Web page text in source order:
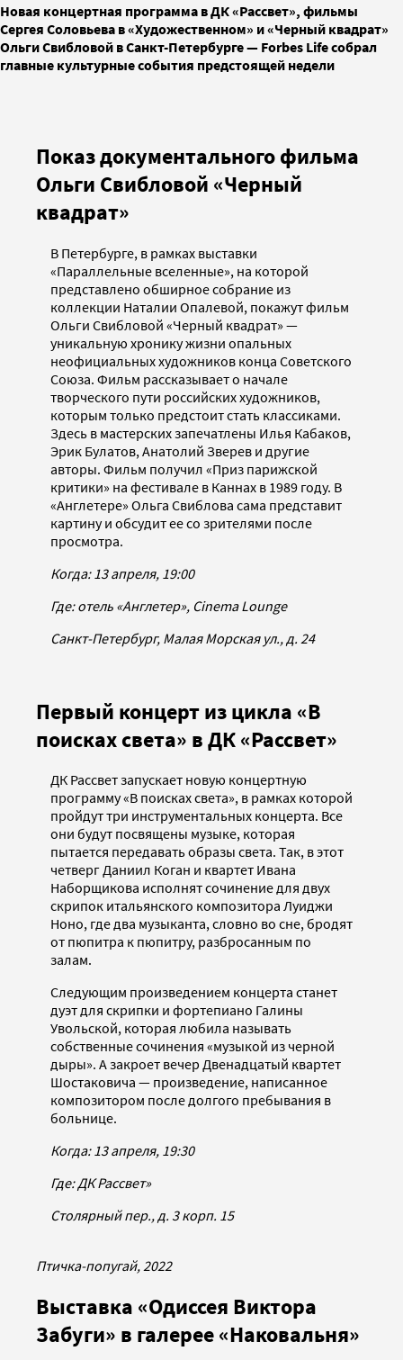
Новая концертная программа в ДК «Рассвет», фильмы
Сергея Соловьева в «Художественном» и «Черный квадрат»
Ольги Свибловой в Санкт-Петербурге — Forbes Life собрал
главные культурные события предстоящей недели
Показ документального фильма
Ольги Свибловой «Черный
квадрат»
В Петербурге, в рамках выставки
«Параллельные вселенные», на которой
представлено обширное собрание из
коллекции Наталии Опалевой, покажут фильм
Ольги Свибловой «Черный квадрат» —
уникальную хронику жизни опальных
неофициальных художников конца Советского
Союза. Фильм рассказывает о начале
творческого пути российских художников,
которым только предстоит стать классиками.
Здесь в мастерских запечатлены Илья Кабаков,
Эрик Булатов, Анатолий Зверев и другие
авторы. Фильм получил «Приз парижской
критики» на фестивале в Каннах в 1989 году. В
«Англетере» Ольга Свиблова сама представит
картину и обсудит ее со зрителями после
просмотра.
Когда: 13 апреля, 19:00
Где: отель «Англетер», Cinema Lounge
Санкт-Петербург, Малая Морская ул., д. 24
Первый концерт из цикла «В
поисках света» в ДК «Рассвет»
ДК Рассвет запускает новую концертную
программу «В поисках света», в рамках которой
пройдут три инструментальных концерта. Все
они будут посвящены музыке, которая
пытается передавать образы света. Так, в этот
четверг Даниил Коган и квартет Ивана
Наборщикова исполнят сочинение для двух
скрипок итальянского композитора Луиджи
Ноно, где два музыканта, словно во сне, бродят
от пюпитра к пюпитру, разбросанным по
залам.
Следующим произведением концерта станет
дуэт для скрипки и фортепиано Галины
Увольской, которая любила называть
собственные сочинения «музыкой из черной
дыры». А закроет вечер Двенадцатый квартет
Шостаковича — произведение, написанное
композитором после долгого пребывания в
больнице.
Когда: 13 апреля, 19:30
Где: ДК Рассвет»
Столярный пер., д. 3 корп. 15
Птичка-попугай, 2022
Выставка «Одиссея Виктора
Забуги» в галерее «Наковальня»